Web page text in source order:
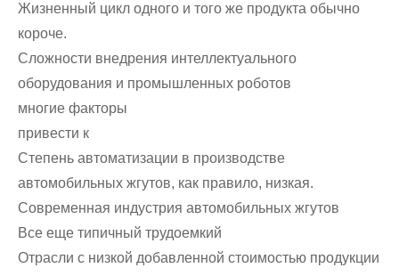
Жизненный цикл одного и того же продукта обычно
короче.
Сложности внедрения интеллектуального
оборудования и промышленных роботов
многие факторы
привести к
Степень автоматизации в производстве
автомобильных жгутов, как правило, низкая.
Современная индустрия автомобильных жгутов
Все еще типичный трудоемкий
Отрасли с низкой добавленной стоимостью продукции